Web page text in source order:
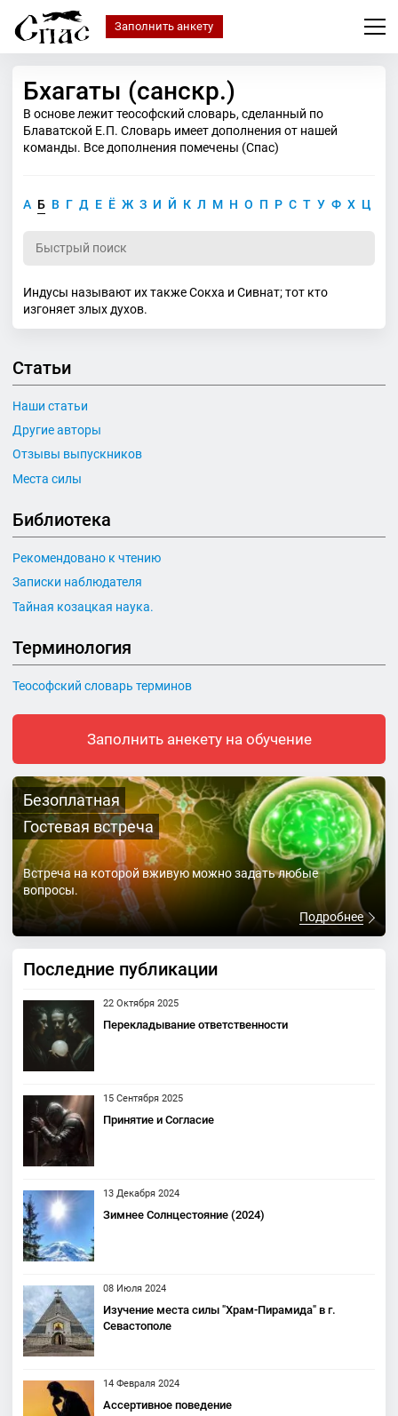
Заполнить анкету
Бхагаты (санскр.)
В основе лежит теософский словарь, сделанный по
Блаватской Е.П. Словарь имеет дополнения от нашей
команды. Все дополнения помечены (Спас)
А Б В Г Д Е Ё Ж З И Й К Л М Н О П Р С Т У Ф Х Ц
Индусы называют их также Сокха и Сивнат; тот кто
изгоняет злых духов.
Статьи
Наши статьи
Другие авторы
Отзывы выпускников
Места силы
Библиотека
Рекомендовано к чтению
Записки наблюдателя
Тайная козацкая наука.
Терминология
Теософский словарь терминов
Заполнить анекету на обучение
Безоплатная
Гостевая встреча
Встреча на которой вживую можно задать любые
вопросы.
Подробнее
Последние публикации
22 Октября 2025
Перекладывание ответственности
15 Сентября 2025
Принятие и Согласие
13 Декабря 2024
Зимнее Солнцестояние (2024)
08 Июля 2024
Изучение места силы "Храм-Пирамида" в г.
Севастополе
14 Февраля 2024
Ассертивное поведение